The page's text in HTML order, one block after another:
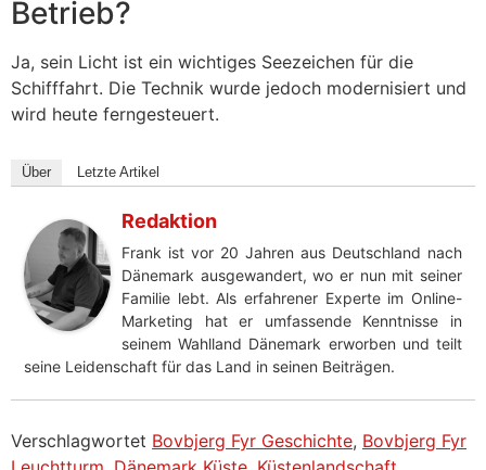
Betrieb?
Ja, sein Licht ist ein wichtiges Seezeichen für die
Schifffahrt. Die Technik wurde jedoch modernisiert und
wird heute ferngesteuert.
Über Letzte Artikel
Redaktion
Frank ist vor 20 Jahren aus Deutschland nach
Dänemark ausgewandert, wo er nun mit seiner
Familie lebt. Als erfahrener Experte im Online-
Marketing hat er umfassende Kenntnisse in
seinem Wahlland Dänemark erworben und teilt
seine Leidenschaft für das Land in seinen Beiträgen.
Verschlagwortet Bovbjerg Fyr Geschichte, Bovbjerg Fyr